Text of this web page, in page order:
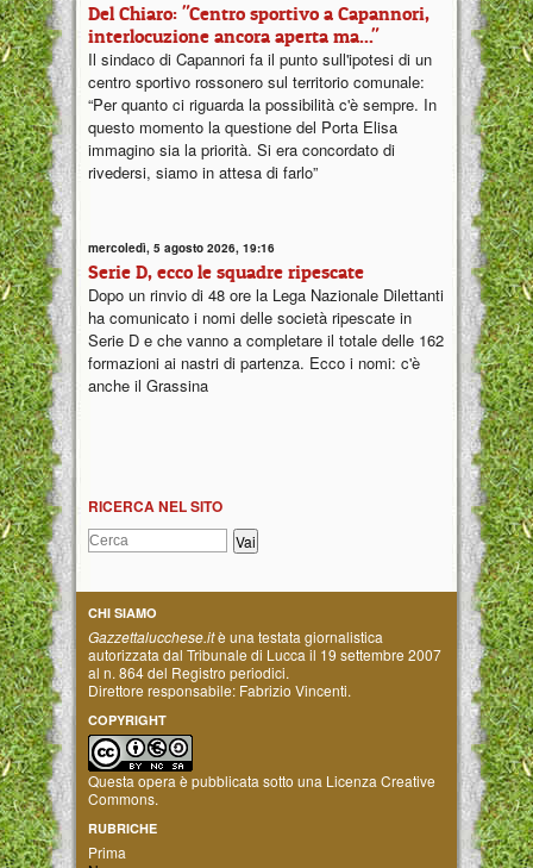
Del Chiaro: "Centro sportivo a Capannori,
interlocuzione ancora aperta ma..."
Il sindaco di Capannori fa il punto sull'ipotesi di un
centro sportivo rossonero sul territorio comunale:
“Per quanto ci riguarda la possibilità c'è sempre. In
questo momento la questione del Porta Elisa
immagino sia la priorità. Si era concordato di
rivedersi, siamo in attesa di farlo”
mercoledì, 5 agosto 2026, 19:16
Serie D, ecco le squadre ripescate
Dopo un rinvio di 48 ore la Lega Nazionale Dilettanti
ha comunicato i nomi delle società ripescate in
Serie D e che vanno a completare il totale delle 162
formazioni ai nastri di partenza. Ecco i nomi: c'è
anche il Grassina
RICERCA NEL SITO
CHI SIAMO
Gazzettalucchese.itè una testata giornalistica
autorizzata dal Tribunale di Lucca il 19 settembre 2007
al n. 864 del Registro periodici.
Direttore responsabile: Fabrizio Vincenti.
COPYRIGHT
Questa opera è pubblicata sotto una Licenza Creative
Commons.
RUBRICHE
Prima